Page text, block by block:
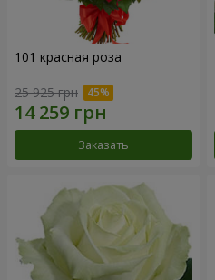
101 красная роза
25 925 грн
Заказать